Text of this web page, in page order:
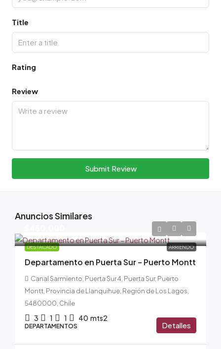
Title
Rating
Review
Submit Review
Anuncios Similares
DESTACADO ARRIENDO
Departamento en Puerta Sur – Puerto Montt
Canal Sarmiento, Puerta Sur 4, Puerta Sur, Puerto
Montt, Provincia de Llanquihue, Región de Los Lagos,
5480000, Chile
3 1 1 40 mts2
DEPARTAMENTOS Detalles